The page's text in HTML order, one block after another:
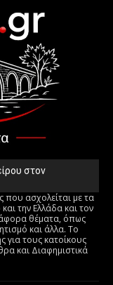
στον
που ασχολείται με τα
την Ελλάδα και τον
θέματα, όπως
και άλλα. Το
για τους κατοίκους
και Διαφημιστικά